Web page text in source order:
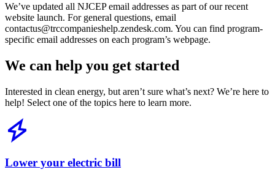
We’ve updated all NJCEP email addresses as part of our recent
website launch. For general questions, email
contactus@trccompanieshelp.zendesk.com. You can find program-
specific email addresses on each program’s webpage. ​​​​‌ ‍ ​‍​‍‌‍ ‌ ​‍‌‍‍‌‌‍‌ ‌‍‍‌‌‍ ‍​‍​‍​ ‍‍​‍​‍‌ ​ ‌‍​‌‌‍ ‍‌‍‍‌‌ ‌​‌ ‍‌​‍ ‍‌‍‍‌‌‍ ​‍​‍​‍ ​​‍​‍‌‍‍​‌ ​‍‌‍‌‌‌‍‌‍​‍​‍​ ‍‍​‍​‍‌‍‍​‌ ‌​‌ ‌​‌ ​​​ ‍‍​‍ ​‍ ‌‍ ​‌‍ ‌‍​ ‌‍​‌‌‍ ​‌‍‍​‌‍ ‌ ​ ‌ ‌​​ ‍‍​ ​ ​ ​ ​ ​ ​ ​ ​‍ ‌‍‍‌‌‍ ‍‌ ‌​‌‍‌‌‌‍ ‍‌ ‌​​‍ ‌‍‌‌‌‍‌​‌‍‍‌‌ ‌​​‍ ‌‍ ‌‌‍ ‌‍‌​‌‍‌‌​ ‌‌ ​​‌ ​‍‌‍‌‌‌ ​ ‌‍‌‌‌‍ ‍‌ ‌​‌‍​‌‌ ‌​‌‍‍‌‌‍ ‌‍ ‍​ ‍ ‌‍‍‌‌‍‌​​ ‌‌‍‍​‌‍ ‌‍ ‌‌‍‌‌‌ ​​‌‍​‌‌‍‌ ‌‍‌‌​ ‍ ‌ ‌​‌ ‍‌‌ ​​‌‍‌‌​ ‌‌‍‍​‌‍ ‌‍ ‌‌‍‌‌‌ ​​‌‍​‌‌‍‌ ‌‍‌‌​ ‍ ‌ ​​‌‍​‌‌ ‌​‌‍‍​​ ‌‌‍ ‍‌‍‌‌‌ ‌ ‌‌​​‌ ​‍‌‍ ‌‍‌ ‌ ​‍‌‍​‌‌‍ ‌​‍ ‍‌‍‌​‌‍‌‌‌ ​ ‌‍​ ‌ ​‍‌‍‍‌‌ ​​‌ ‌​‌‍‍‌‌‍ ‌‍ ‍​ ‌‍​‍‌‍​‌‌ ​ ‌‍‌‌‌‌‌‌‌ ​‍‌‍ ​​ ‌‌‍‍​‌ ‌​‌ ‌​‌ ​​​‍‌‌​ ​ ‌​​‌​‍‌‌​ ​‍‌​‌‍​‍‌‌​ ​‍‌​‌‍‌‍ ​‌‍ ‌‍​ ‌‍​‌‌‍ ​‌‍‍​‌‍ ‌ ​ ‌ ‌​​‍‌‌​ ​ ‌​​‌​ ​ ​ ​ ​ ​ ​ ​ ​‍‌‍‌‍‍‌‌‍‌​​ ‌‌‍‍​‌‍ ‌‍ ‌‌‍‌‌‌ ​​‌‍​‌‌‍‌ ‌‍‌‌​‍‌‍‌ ‌​‌ ‍‌‌ ​​‌‍‌‌​ ‌‌‍‍​‌‍ ‌‍ ‌‌‍‌‌‌ ​​‌‍​‌‌‍‌ ‌‍‌‌​‍‌‍‌ ​​‌‍​‌‌ ‌​‌‍‍​​ ‌‌‍ ‍‌‍‌‌‌ ‌ ‌‌​​‌ ​‍‌‍ ‌‍‌ ‌ ​‍‌‍​‌‌‍ ‌​‍ ‍‌‍‌​‌‍‌‌‌ ​ ‌‍​ ‌ ​‍‌‍‍‌‌ ​​‌ ‌​‌‍‍‌‌‍ ‌‍ ‍​‍‌‍‌ ​​‌‍‌‌‌ ​‍‌ ​ ‌ ​​‌‍‌‌‌‍​ ‌ ‌​‌‍‍‌‌ ‌‍‌‍‌‌​ ‌‌ ​​‌ ‌‌‌‍​‍‌‍ ​‌‍‍‌‌ ​ ‌‍‍​‌‍‌‌‌‍‌​​‍​‍‌ ‌
We can help you get started​​​​‌ ‍ ​‍​‍‌‍ ‌ ​‍‌‍‍‌‌‍‌ ‌‍‍‌‌‍ ‍​‍​‍​ ‍‍​‍​‍‌ ​ ‌‍​‌‌‍ ‍‌‍‍‌‌ ‌​‌ ‍‌​‍ ‍‌‍‍‌‌‍ ​‍​‍​‍ ​​‍​‍‌‍‍​‌ ​‍‌‍‌‌‌‍‌‍​‍​‍​ ‍‍​‍​‍‌‍‍​‌ ‌​‌ ‌​‌ ​​​ ‍‍​‍ ​‍ ‌‍ ​‌‍ ‌‍​ ‌‍​‌‌‍ ​‌‍‍​‌‍ ‌ ​ ‌ ‌​​ ‍‍​ ​ ​ ​ ​ ​ ​ ​ ​‍ ‌‍‍‌‌‍ ‍‌ ‌​‌‍‌‌‌‍ ‍‌ ‌​​‍ ‌‍‌‌‌‍‌​‌‍‍‌‌ ‌​​‍ ‌‍ ‌‌‍ ‌‍‌​‌‍‌‌​ ‌‌ ​​‌ ​‍‌‍‌‌‌ ​ ‌‍‌‌‌‍ ‍‌ ‌​‌‍​‌‌ ‌​‌‍‍‌‌‍ ‌‍ ‍​ ‍ ‌‍‍‌‌‍‌​​ ‌‌‍‍​‌‍ ‌‍ ‌‌‍‌‌‌ ​​‌‍​‌‌‍‌ ‌‍‌‌​ ‍ ‌ ‌​‌ ‍‌‌ ​​‌‍‌‌​ ‌‌‍‍​‌‍ ‌‍ ‌‌‍‌‌‌ ​​‌‍​‌‌‍‌ ‌‍‌‌​ ‍ ‌ ​​‌‍​‌‌ ‌​‌‍‍​​ ‌‌ ‌​‌‍ ‌ ​​‌‍‍‌‌‍​ ‌ ​ ​‍ ‍‌‍‍​‌‍‌‌‌‍​‌‌‍‌​‌‍‍‌‌‍ ‍‌‍‌ ​ ‌‍​‍‌‍​‌‌ ​ ‌‍‌‌‌‌‌‌‌ ​‍‌‍ ​​ ‌‌‍‍​‌ ‌​‌ ‌​‌ ​​​‍‌‌​ ​ ‌​​‌​‍‌‌​ ​‍‌​‌‍​‍‌‌​ ​‍‌​‌‍‌‍ ​‌‍ ‌‍​ ‌‍​‌‌‍ ​‌‍‍​‌‍ ‌ ​ ‌ ‌​​‍‌‌​ ​ ‌​​‌​ ​ ​ ​ ​ ​ ​ ​ ​‍‌‍‌‍‍‌‌‍‌​​ ‌‌‍‍​‌‍ ‌‍ ‌‌‍‌‌‌ ​​‌‍​‌‌‍‌ ‌‍‌‌​‍‌‍‌ ‌​‌ ‍‌‌ ​​‌‍‌‌​ ‌‌‍‍​‌‍ ‌‍ ‌‌‍‌‌‌ ​​‌‍​‌‌‍‌ ‌‍‌‌​‍‌‍‌ ​​‌‍​‌‌ ‌​‌‍‍​​ ‌‌ ‌​‌‍ ‌ ​​‌‍‍‌‌‍​ ‌ ​ ​‍ ‍‌‍‍​‌‍‌‌‌‍​‌‌‍‌​‌‍‍‌‌‍ ‍‌‍‌ ​‍‌‍‌ ​​‌‍‌‌‌ ​‍‌ ​ ‌ ​​‌‍‌‌‌‍​ ‌ ‌​‌‍‍‌‌ ‌‍‌‍‌‌​ ‌‌ ​​‌ ‌‌‌‍​‍‌‍ ​‌‍‍‌‌ ​ ‌‍‍​‌‍‌‌‌‍‌​​‍​‍‌ ‌
Interested in clean energy, but aren’t sure what’s next? We’re here to
help! Select one of the topics here to learn more.​​​​‌ ‍ ​‍​‍‌‍ ‌ ​‍‌‍‍‌‌‍‌ ‌‍‍‌‌‍ ‍​‍​‍​ ‍‍​‍​‍‌ ​ ‌‍​‌‌‍ ‍‌‍‍‌‌ ‌​‌ ‍‌​‍ ‍‌‍‍‌‌‍ ​‍​‍​‍ ​​‍​‍‌‍‍​‌ ​‍‌‍‌‌‌‍‌‍​‍​‍​ ‍‍​‍​‍‌‍‍​‌ ‌​‌ ‌​‌ ​​​ ‍‍​‍ ​‍ ‌‍ ​‌‍ ‌‍​ ‌‍​‌‌‍ ​‌‍‍​‌‍ ‌ ​ ‌ ‌​​ ‍‍​ ​ ​ ​ ​ ​ ​ ​ ​‍ ‌‍‍‌‌‍ ‍‌ ‌​‌‍‌‌‌‍ ‍‌ ‌​​‍ ‌‍‌‌‌‍‌​‌‍‍‌‌ ‌​​‍ ‌‍ ‌‌‍ ‌‍‌​‌‍‌‌​ ‌‌ ​​‌ ​‍‌‍‌‌‌ ​ ‌‍‌‌‌‍ ‍‌ ‌​‌‍​‌‌ ‌​‌‍‍‌‌‍ ‌‍ ‍​ ‍ ‌‍‍‌‌‍‌​​ ‌‌‍‍​‌‍ ‌‍ ‌‌‍‌‌‌ ​​‌‍​‌‌‍‌ ‌‍‌‌​ ‍ ‌ ‌​‌ ‍‌‌ ​​‌‍‌‌​ ‌‌‍‍​‌‍ ‌‍ ‌‌‍‌‌‌ ​​‌‍​‌‌‍‌ ‌‍‌‌​ ‍ ‌ ​​‌‍​‌‌ ‌​‌‍‍​​ ‌‌ ‌​‌‍ ‌ ​​‌‍‍‌‌‍​ ‌ ​ ​‍ ‍‌‍​ ‌‍ ‌‍ ‍‌ ‌​‌‍‌‌‌‍ ‍‌ ‌​​‍‌‌​ ‌‌‌​​‍‌‌ ‌‍‍ ‌‍‌‌‌ ‍‌​‍‌‌​ ​ ‌​‌​​‍‌‌​ ​ ‌​‌​​‍‌‌​ ​‍​ ​‍​ ​​‌‍‌‌‌‍‌‍​ ​​‌‍​ ​ ‌ ‌‍​ ​ ​‌​ ‌‍‌‍​ ​ ‍​​ ​ ​‍‌‌​ ​‍​ ​‍​‍‌‌​ ‌‌‌​‌​​‍ ‍‌‍​ ‌‍‍​‌‍‍‌‌‍ ​‌‍‌​‌ ​‍‌‍‌‌‌‍ ‍​‍‌‌​ ‌‌‌​​‍‌‌ ‌‍‍ ‌‍‌‌‌ ‍‌​‍‌‌​ ​ ‌​‌​​‍‌‌​ ​ ‌​‌​​‍‌‌​ ​‍​ ​‍​ ‍​​ ‌‌‌‍‌​‌‍​ ​ ​‌​ ​‍‌‍​ ‌‍‌‌​ ‌​​ ​‌​ ‌ ‌‍​‍​‍‌‌​ ​‍​ ​‍​‍‌‌​ ‌‌‌​‌​​‍ ‍‌ ‌​‌‍‌‌‌ ‍​‌ ‌​​ ‌‍​‍‌‍​‌‌ ​ ‌‍‌‌‌‌‌‌‌ ​‍‌‍ ​​ ‌‌‍‍​‌ ‌​‌ ‌​‌ ​​​‍‌‌​ ​ ‌​​‌​‍‌‌​ ​‍‌​‌‍​‍‌‌​ ​‍‌​‌‍‌‍ ​‌‍ ‌‍​ ‌‍​‌‌‍ ​‌‍‍​‌‍ ‌ ​ ‌ ‌​​‍‌‌​ ​ ‌​​‌​ ​ ​ ​ ​ ​ ​ ​ ​‍‌‍‌‍‍‌‌‍‌​​ ‌‌‍‍​‌‍ ‌‍ ‌‌‍‌‌‌ ​​‌‍​‌‌‍‌ ‌‍‌‌​‍‌‍‌ ‌​‌ ‍‌‌ ​​‌‍‌‌​ ‌‌‍‍​‌‍ ‌‍ ‌‌‍‌‌‌ ​​‌‍​‌‌‍‌ ‌‍‌‌​‍‌‍‌ ​​‌‍​‌‌ ‌​‌‍‍​​ ‌‌ ‌​‌‍ ‌ ​​‌‍‍‌‌‍​ ‌ ​ ​‍ ‍‌‍​ ‌‍ ‌‍ ‍‌ ‌​‌‍‌‌‌‍ ‍‌ ‌​​‍‌‌​ ‌‌‌​​‍‌‌ ‌‍‍ ‌‍‌‌‌ ‍‌​‍‌‌​ ​ ‌​‌​​‍‌‌​ ​ ‌​‌​​‍‌‌​ ​‍​ ​‍​ ​​‌‍‌‌‌‍‌‍​ ​​‌‍​ ​ ‌ ‌‍​ ​ ​‌​ ‌‍‌‍​ ​ ‍​​ ​ ​‍‌‌​ ​‍​ ​‍​‍‌‌​ ‌‌‌​‌​​‍ ‍‌‍​ ‌‍‍​‌‍‍‌‌‍ ​‌‍‌​‌ ​‍‌‍‌‌‌‍ ‍​‍‌‌​ ‌‌‌​​‍‌‌ ‌‍‍ ‌‍‌‌‌ ‍‌​‍‌‌​ ​ ‌​‌​​‍‌‌​ ​ ‌​‌​​‍‌‌​ ​‍​ ​‍​ ‍​​ ‌‌‌‍‌​‌‍​ ​ ​‌​ ​‍‌‍​ ‌‍‌‌​ ‌​​ ​‌​ ‌ ‌‍​‍​‍‌‌​ ​‍​ ​‍​‍‌‌​ ‌‌‌​‌​​‍ ‍‌ ‌​‌‍‌‌‌ ‍​‌ ‌​​‍‌‍‌ ​​‌‍‌‌‌ ​‍‌ ​ ‌ ​​‌‍‌‌‌‍​ ‌ ‌​‌‍‍‌‌ ‌‍‌‍‌‌​ ‌‌ ​​‌ ‌‌‌‍​‍‌‍ ​‌‍‍‌‌ ​ ‌‍‍​‌‍‌‌‌‍‌​​‍​‍‌ ‌
Lower your electric bill​​​​‌ ‍ ​‍​‍‌‍ ‌ ​‍‌‍‍‌‌‍‌ ‌‍‍‌‌‍ ‍​‍​‍​ ‍‍​‍​‍‌ ​ ‌‍​‌‌‍ ‍‌‍‍‌‌ ‌​‌ ‍‌​‍ ‍‌‍‍‌‌‍ ​‍​‍​‍ ​​‍​‍‌‍‍​‌ ​‍‌‍‌‌‌‍‌‍​‍​‍​ ‍‍​‍​‍‌‍‍​‌ ‌​‌ ‌​‌ ​​​ ‍‍​‍ ​‍ ‌‍ ​‌‍ ‌‍​ ‌‍​‌‌‍ ​‌‍‍​‌‍ ‌ ​ ‌ ‌​​ ‍‍​ ​ ​ ​ ​ ​ ​ ​ ​‍ ‌‍‍‌‌‍ ‍‌ ‌​‌‍‌‌‌‍ ‍‌ ‌​​‍ ‌‍‌‌‌‍‌​‌‍‍‌‌ ‌​​‍ ‌‍ ‌‌‍ ‌‍‌​‌‍‌‌​ ‌‌ ​​‌ ​‍‌‍‌‌‌ ​ ‌‍‌‌‌‍ ‍‌ ‌​‌‍​‌‌ ‌​‌‍‍‌‌‍ ‌‍ ‍​ ‍ ‌‍‍‌‌‍‌​​ ‌‌‍‍​‌‍ ‌‍ ‌‌‍‌‌‌ ​​‌‍​‌‌‍‌ ‌‍‌‌​ ‍ ‌ ‌​‌ ‍‌‌ ​​‌‍‌‌​ ‌‌‍‍​‌‍ ‌‍ ‌‌‍‌‌‌ ​​‌‍​‌‌‍‌ ‌‍‌‌​ ‍ ‌ ​​‌‍​‌‌ ‌​‌‍‍​​ ‌‌ ‌​‌‍ ‌ ​​‌‍‍‌‌‍​ ‌ ​ ​‍ ‍‌‍‍‌‌ ‌​‌‍‌‌‌‍ ‌‌ ​ ​‍‌‌​ ‌‌‌​​‍‌‌ ‌‍‍ ‌‍‌‌‌ ‍‌​‍‌‌​ ​ ‌​‌​​‍‌‌​ ​ ‌​‌​​‍‌‌​ ​‍​ ​‍​ ‍‌‌‍​‍​ ​ ​ ​‌​ ‌ ​ ‍​‌‍‌‌​ ‌‌​ ‍‌​ ​‌‌‍​‍​ ‌​​‍‌‌​ ​‍​ ​‍​‍‌‌​ ‌‌‌​‌​​‍ ‍‌‍ ​‌‍​‌‌‍​‍‌‍‌‌‌‍ ​​ ‌‍​‍‌‍​‌‌ ​ ‌‍‌‌‌‌‌‌‌ ​‍‌‍ ​​ ‌‌‍‍​‌ ‌​‌ ‌​‌ ​​​‍‌‌​ ​ ‌​​‌​‍‌‌​ ​‍‌​‌‍​‍‌‌​ ​‍‌​‌‍‌‍ ​‌‍ ‌‍​ ‌‍​‌‌‍ ​‌‍‍​‌‍ ‌ ​ ‌ ‌​​‍‌‌​ ​ ‌​​‌​ ​ ​ ​ ​ ​ ​ ​ ​‍‌‍‌‍‍‌‌‍‌​​ ‌‌‍‍​‌‍ ‌‍ ‌‌‍‌‌‌ ​​‌‍​‌‌‍‌ ‌‍‌‌​‍‌‍‌ ‌​‌ ‍‌‌ ​​‌‍‌‌​ ‌‌‍‍​‌‍ ‌‍ ‌‌‍‌‌‌ ​​‌‍​‌‌‍‌ ‌‍‌‌​‍‌‍‌ ​​‌‍​‌‌ ‌​‌‍‍​​ ‌‌ ‌​‌‍ ‌ ​​‌‍‍‌‌‍​ ‌ ​ ​‍ ‍‌‍‍‌‌ ‌​‌‍‌‌‌‍ ‌‌ ​ ​‍‌‌​ ‌‌‌​​‍‌‌ ‌‍‍ ‌‍‌‌‌ ‍‌​‍‌‌​ ​ ‌​‌​​‍‌‌​ ​ ‌​‌​​‍‌‌​ ​‍​ ​‍​ ‍‌‌‍​‍​ ​ ​ ​‌​ ‌ ​ ‍​‌‍‌‌​ ‌‌​ ‍‌​ ​‌‌‍​‍​ ‌​​‍‌‌​ ​‍​ ​‍​‍‌‌​ ‌‌‌​‌​​‍ ‍‌‍ ​‌‍​‌‌‍​‍‌‍‌‌‌‍ ​​‍‌‍‌ ​​‌‍‌‌‌ ​‍‌ ​ ‌ ​​‌‍‌‌‌‍​ ‌ ‌​‌‍‍‌‌ ‌‍‌‍‌‌​ ‌‌ ​​‌ ‌‌‌‍​‍‌‍ ​‌‍‍‌‌ ​ ‌‍‍​‌‍‌‌‌‍‌​​‍​‍‌ ‌